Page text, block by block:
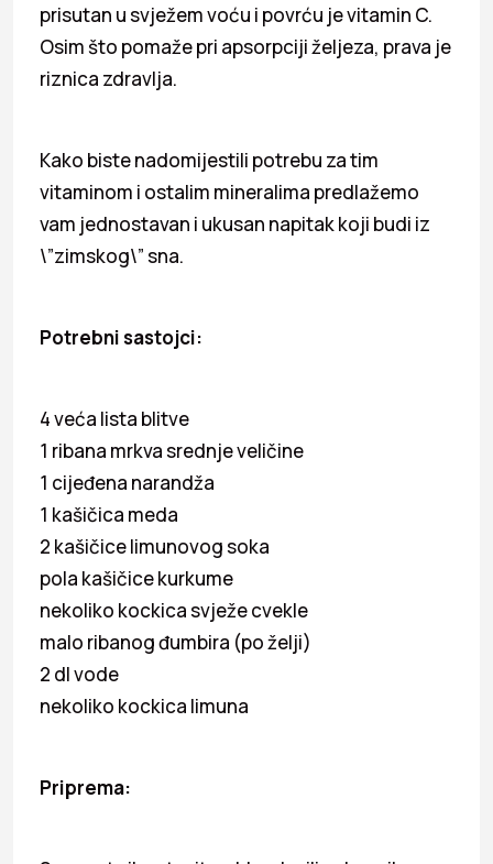
prisutan u svježem voću i povrću je vitamin C.
Osim što pomaže pri apsorpciji željeza, prava je
riznica zdravlja.
Kako biste nadomijestili potrebu za tim
vitaminom i ostalim mineralima predlažemo
vam jednostavan i ukusan napitak koji budi iz
\”zimskog\” sna.
Potrebni sastojci:
4 veća lista blitve
1 ribana mrkva srednje veličine
1 cijeđena narandža
1 kašičica meda
2 kašičice limunovog soka
pola kašičice kurkume
nekoliko kockica svježe cvekle
malo ribanog đumbira (po želji)
2 dl vode
nekoliko kockica limuna
Priprema: